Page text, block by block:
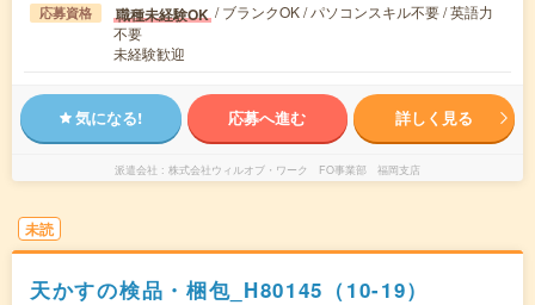
応募資格 職種未経験OK / ブランクOK / パソコンスキル不要 / 英語力
不要
未経験歓迎
気になる! 応募へ進む 詳しく見る
派遣会社 株式会社ウィルオブ・ワーク FO事業部 福岡支店
未読
天かすの検品・梱包_H80145（10-19）